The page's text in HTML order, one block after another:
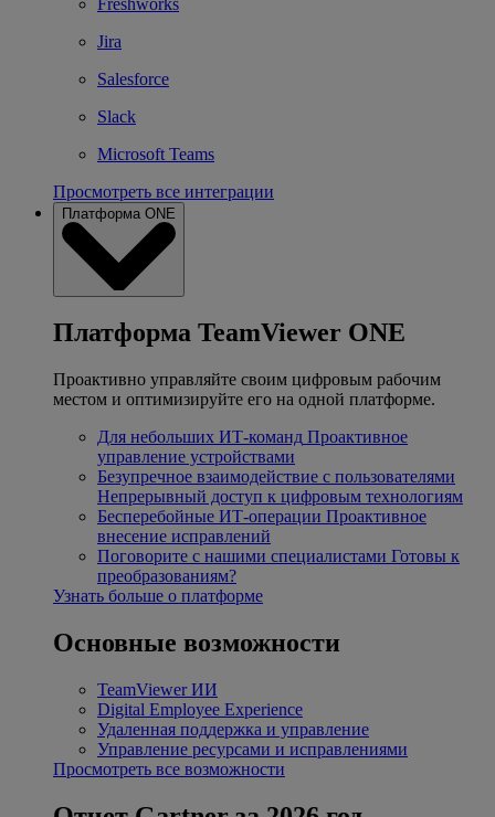
Jira
Salesforce
Slack
Microsoft Teams
Просмотреть все интеграции
Платформа ONE
Платформа TeamViewer ONE
Проактивно управляйте своим цифровым рабочим
местом и оптимизируйте его на одной платформе.
Для небольших ИТ-команд Проактивное
управление устройствами
Безупречное взаимодействие с пользователями
Непрерывный доступ к цифровым технологиям
Бесперебойные ИТ-операции Проактивное
внесение исправлений
Поговорите с нашими специалистами Готовы к
преобразованиям?
Узнать больше о платформе
Основные возможности
TeamViewer ИИ
Digital Employee Experience
Удаленная поддержка и управление
Управление ресурсами и исправлениями
Просмотреть все возможности